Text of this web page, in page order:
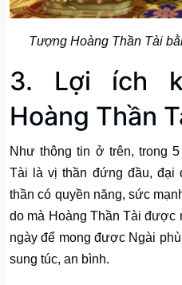
Tượng Hoàng Thần Tài
3. Lợi ích
Hoàng Thần
Như thông tin ở trên, trong
Tài là vị thần đứng đầu, đại
thần có quyền năng, sức
do mà Hoàng Thần Tài được
ngày để mong được Ngài
sung túc, an bình.